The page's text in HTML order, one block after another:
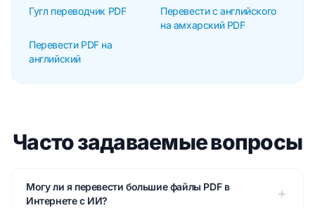
Гугл переводчик PDF
Перевести с английского
на амхарский PDF
Перевести PDF на
английский
Часто задаваемые вопросы
Могу ли я перевести большие файлы PDF в
Интернете с ИИ?